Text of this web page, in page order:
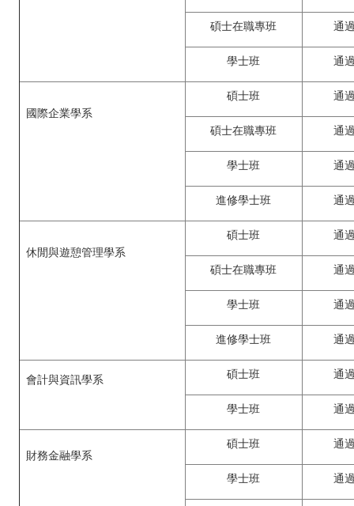
碩士在職專班 通
學士班 通
國際企業學系
碩士班 通
碩士在職專班 通
學士班 通
進修學士班 通
休閒與遊憩管理學系
碩士班 通
碩士在職專班 通
學士班 通
進修學士班 通
會計與資訊學系 碩士班 通
學士班 通
財務金融學系
碩士班 通
學士班 通